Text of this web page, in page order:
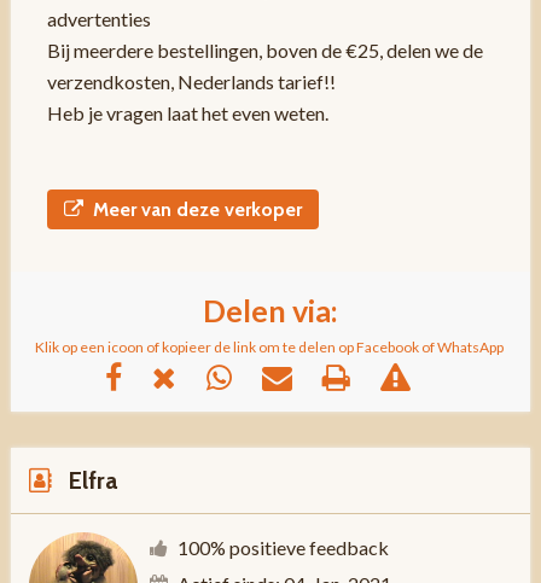
advertenties
Bij meerdere bestellingen, boven de €25, delen we de
verzendkosten, Nederlands tarief!!
Heb je vragen laat het even weten.
Meer van deze verkoper
Delen via:
Klik op een icoon of kopieer de link om te delen op Facebook of WhatsApp
Elfra
100% positieve feedback